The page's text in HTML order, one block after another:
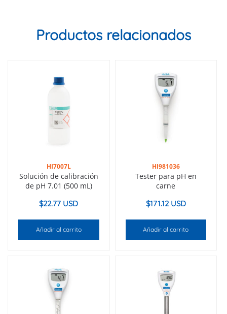
Productos relacionados
HI7007L
Solución de calibración
de pH 7.01 (500 mL)
$22.77 USD
Añadir al carrito
HI981036
Tester para pH en
carne
$171.12 USD
Añadir al carrito